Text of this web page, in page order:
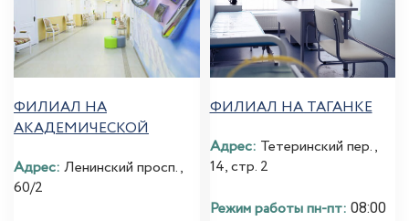
ФИЛИАЛ НА
АКАДЕМИЧЕСКОЙ
Адрес: Ленинский просп.,
60/2
ФИЛИАЛ НА ТАГАНКЕ
Адрес: Тетеринский пер.,
14, стр. 2
Режим работы пн-пт: 08:00